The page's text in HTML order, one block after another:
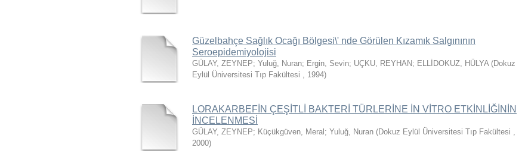
Güzelbahçe Sağlık Ocağı Bölgesi\' nde Görülen Kızamık Salgınının
Seroepidemiyolojisi
GÜLAY, ZEYNEP; Yuluğ, Nuran; Ergin, Sevin; UÇKU, REYHAN; ELLİDOKUZ, HÜLYA (Dokuz
Eylül Üniversitesi Tıp Fakültesi , 1994)
LORAKARBEFİN ÇEŞİTLİ BAKTERİ TÜRLERİNE İN VİTRO ETKİNLİĞİNİN
İNCELENMESİ
GÜLAY, ZEYNEP; Küçükgüven, Meral ; Yuluğ, Nuran (Dokuz Eylül Üniversitesi Tıp Fakültesi ,
2000)